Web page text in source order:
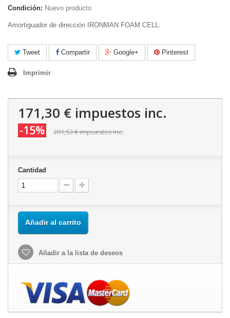
Condición: Nuevo producto
Amortiguador de dirección IRONMAN FOAM CELL.
Tweet Compartir Google+ Pinterest
Imprimir
171,30 € impuestos inc.
-15% 201,53 €impuestos inc.
Cantidad
Añadir al carrito
Añadir a la lista de deseos